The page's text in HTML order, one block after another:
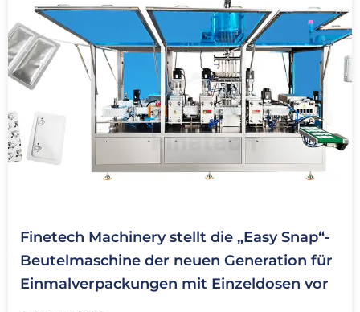
Finetech Machinery stellt die „Easy Snap“-
Beutelmaschine der neuen Generation für
Einmalverpackungen mit Einzeldosen vor